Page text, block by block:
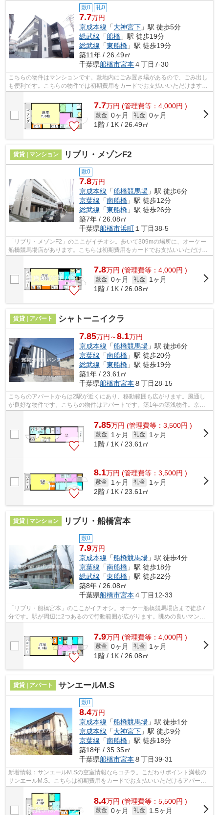
敷0 礼0
7.7万円
京成本線 「大神宮下 」駅 徒歩5分
総武線 「船橋 」駅 徒歩19分
総武線 「東船橋 」駅 徒歩19分
築11年 / 26.49㎡
千葉県船橋市宮本 ４丁目7-30
こちらの物件はマンションです。敷地内にごみ置き場があるので、ごみ出し
も便利です。こちらの物件では初期費用をカードでお支払いいただけます。
様々な場所へのアクセスがしやすくな...
7.7万円 (管理費等：4,000円 )
敷金 0ヶ月 礼金 0ヶ月
1階 / 1K / 26.49㎡
賃貸 | マンション リブリ・メゾンF2
敷0
7.8万円
京成本線 「船橋競馬場 」駅 徒歩6分
京葉線 「南船橋 」駅 徒歩12分
総武線 「東船橋 」駅 徒歩26分
築7年 / 26.08㎡
千葉県船橋市浜町 １丁目38-5
「リブリ・メゾンF2」のここがイチオシ。歩いて309mの場所に、オーケー
船橋競馬場店があります。こちらは初期費用をカードでお支払いいただける
物件です。ごみ置き場は敷地内にありま...
7.8万円 (管理費等：4,000円 )
敷金 0ヶ月 礼金
1ヶ月
1階 / 1K / 26.08㎡
賃貸 | アパート シャトーニイクラ
7.85万円～8.1万円
京成本線 「船橋競馬場 」駅 徒歩6分
京葉線 「南船橋 」駅 徒歩20分
総武線 「東船橋 」駅 徒歩19分
築1年 / 23.61㎡
千葉県船橋市宮本 ８丁目28-15
こちらのアパートからは2駅が近くにあり、移動範囲も広がります。風通し
が良好な物件です。こちらの物件はアパートです。築1年の築浅物件。京成
7.85万円 (管理費等：3,500円 )
敷金 1ヶ月 礼金
1ヶ月
1階 / 1K / 23.61㎡
8.1万円 (管理費等：3,500円 )
敷金 1ヶ月 礼金
1ヶ月
2階 / 1K / 23.61㎡
賃貸 | マンション リブリ・船橋宮本
敷0
7.9万円
京成本線 「船橋競馬場 」駅 徒歩4分
京葉線 「南船橋 」駅 徒歩18分
総武線 「東船橋 」駅 徒歩22分
築8年 / 26.08㎡
千葉県船橋市宮本 ４丁目12-33
「リブリ・船橋宮本」のここがイチオシ。オーケー船橋競馬場店まで徒歩7
分です。駅が周辺に2つあるので行動範囲が広がります。眺めの良いマンシ
7.9万円 (管理費等：4,000円 )
敷金 0ヶ月 礼金
1ヶ月
1階 / 1K / 26.08㎡
賃貸 | アパート サンエールM.S
敷0
8.4万円
京成本線 「船橋競馬場 」駅 徒歩1分
京成本線 「大神宮下 」駅 徒歩9分
京葉線 「南船橋 」駅 徒歩18分
築18年 / 35.35㎡
千葉県船橋市宮本 ８丁目39-31
新着情報：サンエールM.Sの空室情報ならコチラ。こだわりポイント満載の
サンエールM.S。こちらは初期費用をカードでお支払いいただけるアパート
8.4万円 (管理費等：5,500円 )
敷金 0ヶ月 礼金
1.5ヶ月